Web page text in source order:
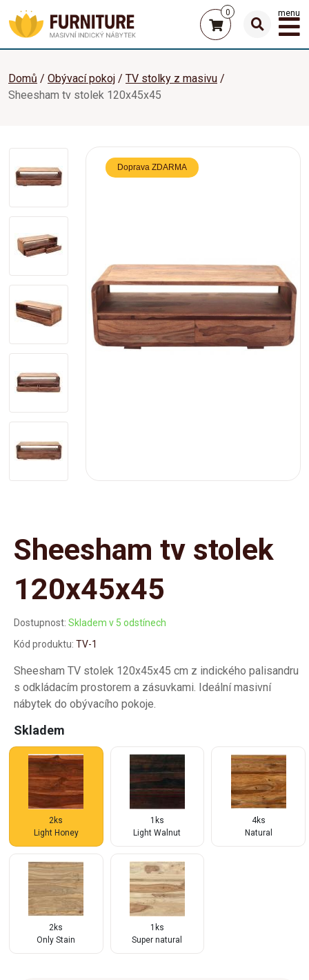
0 menu
Domů Obývací pokoj
TV stolky z masivu
Sheesham tv stolek 120x45x45
Doprava ZDARMA
Sheesham tv stolek
120x45x45
Dostupnost: Skladem v 5 odstínech
Kód produktu: TV-1
Sheesham TV stolek 120x45x45 cm z indického palisandru
s odkládacím prostorem a zásuvkami. Ideální masivní
nábytek do obývacího pokoje.
Skladem
2ks
Light Honey
1ks
Light Walnut
4ks
Natural
2ks
Only Stain
1ks
Super natural